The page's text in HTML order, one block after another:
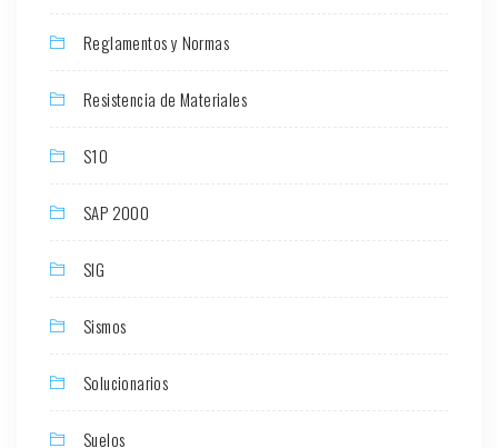
Reglamentos y Normas
Resistencia de Materiales
S10
SAP 2000
SIG
Sismos
Solucionarios
Suelos